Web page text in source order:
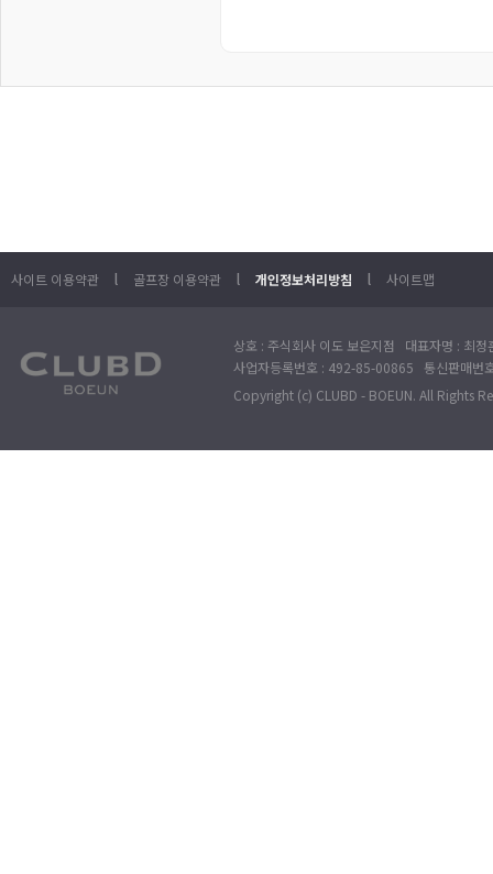
사이트 이용약관 l 골프장 이용약관 l 개인정보처리방침 l 사이트맵
상호 : 주식회사 이도 보은지점 대표자명 : 최
사업자등록번호 : 492-85-00865 통신판매
Copyright (c) CLUBD - BOEUN. All Rights